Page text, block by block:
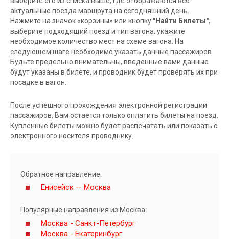
актуальные поезда маршрута на сегодняшний день.
Нажмите на значок «корзины» или кнопку "Найти Билеты",
выберите подходящий поезд и тип вагона, укажите
необходимое количество мест на схеме вагона. На
следующем шаге необходимо указать данные пассажиров.
Будьте предельно внимательны, введенные вами данные
будут указаны в билете, и проводник будет проверять их при
посадке в вагон.
После успешного прохождения электронной регистрации
пассажиров, Вам остается только оплатить билеты на поезд.
Купленные билеты можно будет распечатать или показать с
электронного носителя проводнику.
Обратное направление:
Енисейск — Москва
Популярные направления из Москва:
Москва - Санкт-Петербург
Москва - Екатеринбург